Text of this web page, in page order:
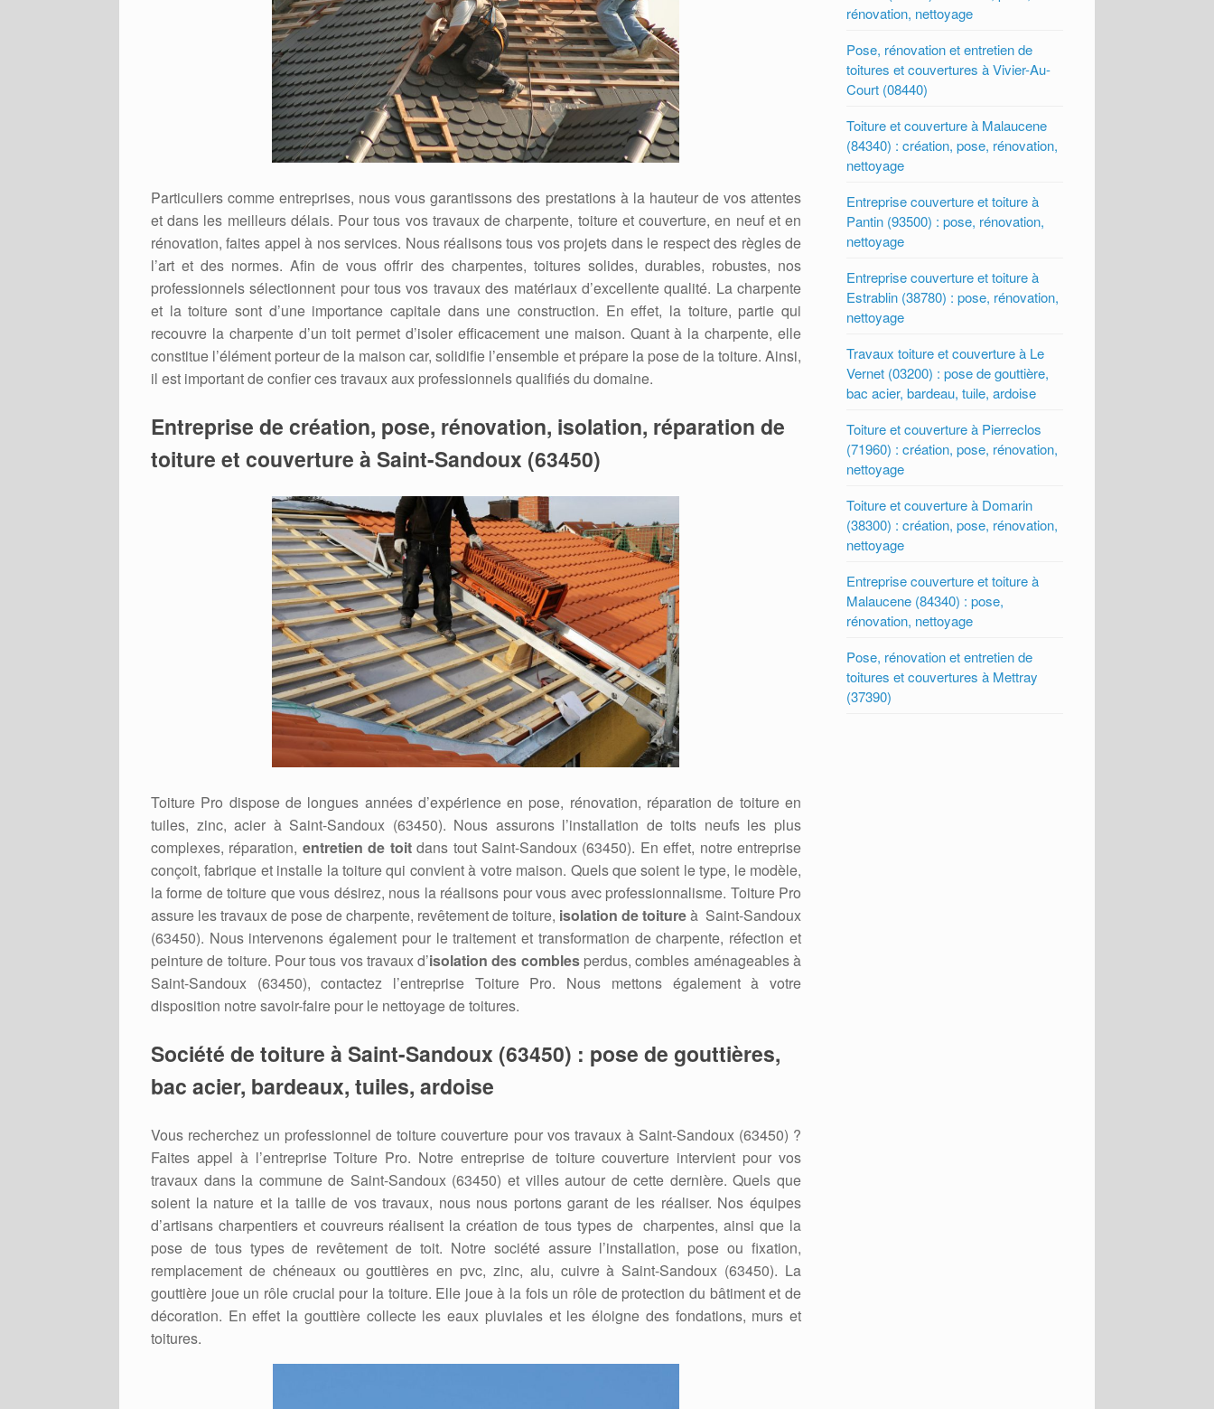
Particuliers comme entreprises, nous vous garantissons des prestations à la hauteur de vos attentes
et dans les meilleurs délais. Pour tous vos travaux de charpente, toiture et couverture, en neuf et en
rénovation, faites appel à nos services. Nous réalisons tous vos projets dans le respect des règles de
l’art et des normes. Afin de vous offrir des charpentes, toitures solides, durables, robustes, nos
professionnels sélectionnent pour tous vos travaux des matériaux d’excellente qualité. La charpente
et la toiture sont d’une importance capitale dans une construction. En effet, la toiture, partie qui
recouvre la charpente d’un toit permet d’isoler efficacement une maison. Quant à la charpente, elle
constitue l’élément porteur de la maison car, solidifie l’ensemble et prépare la pose de la toiture. Ainsi,
il est important de confier ces travaux aux professionnels qualifiés du domaine.
Entreprise de création, pose, rénovation, isolation, réparation de
toiture et couverture à Saint-Sandoux (63450)
Toiture Pro dispose de longues années d’expérience en pose, rénovation, réparation de toiture en
tuiles, zinc, acier à Saint-Sandoux (63450). Nous assurons l’installation de toits neufs les plus
complexes, réparation, entretien de toitdans tout Saint-Sandoux (63450). En effet, notre entreprise
conçoit, fabrique et installe la toiture qui convient à votre maison. Quels que soient le type, le modèle,
la forme de toiture que vous désirez, nous la réalisons pour vous avec professionnalisme. Toiture Pro
assure les travaux de pose de charpente, revêtement de toiture, isolation de toitureà Saint-Sandoux
(63450). Nous intervenons également pour le traitement et transformation de charpente, réfection et
peinture de toiture. Pour tous vos travaux d’isolation des comblesperdus, combles aménageables à
Saint-Sandoux (63450), contactez l’entreprise Toiture Pro. Nous mettons également à votre
disposition notre savoir-faire pour le nettoyage de toitures.
Société de toiture à Saint-Sandoux (63450) : pose de gouttières,
bac acier, bardeaux, tuiles, ardoise
Vous recherchez un professionnel de toiture couverture pour vos travaux à Saint-Sandoux (63450) ?
Faites appel à l’entreprise Toiture Pro. Notre entreprise de toiture couverture intervient pour vos
travaux dans la commune de Saint-Sandoux (63450) et villes autour de cette dernière. Quels que
soient la nature et la taille de vos travaux, nous nous portons garant de les réaliser. Nos équipes
d’artisans charpentiers et couvreurs réalisent la création de tous types de charpentes, ainsi que la
pose de tous types de revêtement de toit. Notre société assure l’installation, pose ou fixation,
remplacement de chéneaux ou gouttières en pvc, zinc, alu, cuivre à Saint-Sandoux (63450). La
gouttière joue un rôle crucial pour la toiture. Elle joue à la fois un rôle de protection du bâtiment et de
décoration. En effet la gouttière collecte les eaux pluviales et les éloigne des fondations, murs et
toitures.
rénovation, nettoyage
Pose, rénovation et entretien de
toitures et couvertures à Vivier-Au-
Court (08440)
Toiture et couverture à Malaucene
(84340) : création, pose, rénovation,
nettoyage
Entreprise couverture et toiture à
Pantin (93500) : pose, rénovation,
nettoyage
Entreprise couverture et toiture à
Estrablin (38780) : pose, rénovation,
nettoyage
Travaux toiture et couverture à Le
Vernet (03200) : pose de gouttière,
bac acier, bardeau, tuile, ardoise
Toiture et couverture à Pierreclos
(71960) : création, pose, rénovation,
nettoyage
Toiture et couverture à Domarin
(38300) : création, pose, rénovation,
nettoyage
Entreprise couverture et toiture à
Malaucene (84340) : pose,
rénovation, nettoyage
Pose, rénovation et entretien de
toitures et couvertures à Mettray
(37390)